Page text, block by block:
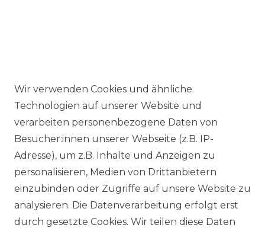
Ähnlicher Artikel
Angels - Damen 5-Pocket
Jeans, Dolly (538000)
ab 89,99 € *
Wir verwenden Cookies und ähnliche
Technologien auf unserer Website und
verarbeiten personenbezogene Daten von
Besucher:innen unserer Webseite (z.B. IP-
Adresse), um z.B. Inhalte und Anzeigen zu
personalisieren, Medien von Drittanbietern
einzubinden oder Zugriffe auf unsere Website zu
analysieren. Die Datenverarbeitung erfolgt erst
durch gesetzte Cookies. Wir teilen diese Daten